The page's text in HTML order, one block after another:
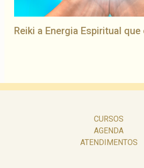
Reiki a Energia Espiritual que
CURSOS
AGENDA
ATENDIMENTOS